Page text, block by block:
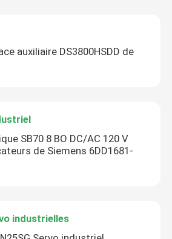
auxiliaire DS3800HSDD de
SB70 8 BO DC/AC 120 V
de Siemens 6DD1681-
industrielles